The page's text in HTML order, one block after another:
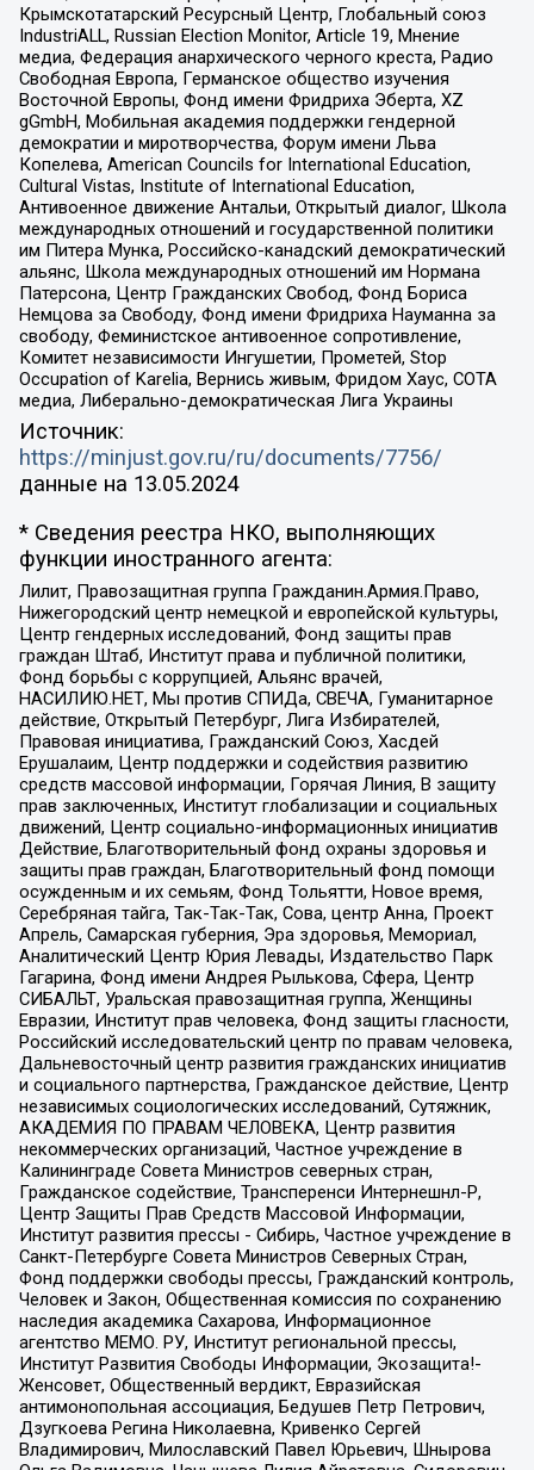
Крымскотатарский Ресурсный Центр, Глобальный союз
IndustriALL, Russian Election Monitor, Article 19, Мнение
медиа, Федерация анархического черного креста, Радио
Свободная Европа, Германское общество изучения
Восточной Европы, Фонд имени Фридриха Эберта, XZ
gGmbH, Мобильная академия поддержки гендерной
демократии и миротворчества, Форум имени Льва
Копелева, American Councils for International Education,
Cultural Vistas, Institute of International Education,
Антивоенное движение Антальи, Открытый диалог, Школа
международных отношений и государственной политики
им Питера Мунка, Российско-канадский демократический
альянс, Школа международных отношений им Нормана
Патерсона, Центр Гражданских Свобод, Фонд Бориса
Немцова за Свободу, Фонд имени Фридриха Науманна за
свободу, Феминистское антивоенное сопротивление,
Комитет независимости Ингушетии, Прометей, Stop
Occupation of Karelia, Вернись живым, Фридом Хаус, СОТА
медиа, Либерально-демократическая Лига Украины
Источник:
https://minjust.gov.ru/ru/documents/7756/
данные на 13.05.2024
* Сведения реестра НКО, выполняющих
функции иностранного агента:
Лилит, Правозащитная группа Гражданин.Армия.Право,
Нижегородский центр немецкой и европейской культуры,
Центр гендерных исследований, Фонд защиты прав
граждан Штаб, Институт права и публичной политики,
Фонд борьбы с коррупцией, Альянс врачей,
НАСИЛИЮ.НЕТ, Мы против СПИДа, СВЕЧА, Гуманитарное
действие, Открытый Петербург, Лига Избирателей,
Правовая инициатива, Гражданский Союз, Хасдей
Ерушалаим, Центр поддержки и содействия развитию
средств массовой информации, Горячая Линия, В защиту
прав заключенных, Институт глобализации и социальных
движений, Центр социально-информационных инициатив
Действие, Благотворительный фонд охраны здоровья и
защиты прав граждан, Благотворительный фонд помощи
осужденным и их семьям, Фонд Тольятти, Новое время,
Серебряная тайга, Так-Так-Так, Сова, центр Анна, Проект
Апрель, Самарская губерния, Эра здоровья, Мемориал,
Аналитический Центр Юрия Левады, Издательство Парк
Гагарина, Фонд имени Андрея Рылькова, Сфера, Центр
СИБАЛЬТ, Уральская правозащитная группа, Женщины
Евразии, Институт прав человека, Фонд защиты гласности,
Российский исследовательский центр по правам человека,
Дальневосточный центр развития гражданских инициатив
и социального партнерства, Гражданское действие, Центр
независимых социологических исследований, Сутяжник,
АКАДЕМИЯ ПО ПРАВАМ ЧЕЛОВЕКА, Центр развития
некоммерческих организаций, Частное учреждение в
Калининграде Совета Министров северных стран,
Гражданское содействие, Трансперенси Интернешнл-Р,
Центр Защиты Прав Средств Массовой Информации,
Институт развития прессы - Сибирь, Частное учреждение в
Санкт-Петербурге Совета Министров Северных Стран,
Фонд поддержки свободы прессы, Гражданский контроль,
Человек и Закон, Общественная комиссия по сохранению
наследия академика Сахарова, Информационное
агентство МЕМО. РУ, Институт региональной прессы,
Институт Развития Свободы Информации, Экозащита!-
Женсовет, Общественный вердикт, Евразийская
антимонопольная ассоциация, Бедушев Петр Петрович,
Дзугкоева Регина Николаевна, Кривенко Сергей
Владимирович, Милославский Павел Юрьевич, Шнырова